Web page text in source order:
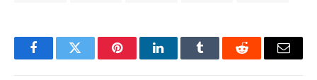
FacebookTwitter PinterestLinkedInTumblr Reddit Email